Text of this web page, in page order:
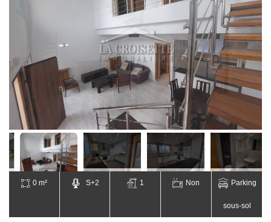
0 m² S+2 1 Non Parking
sous-sol